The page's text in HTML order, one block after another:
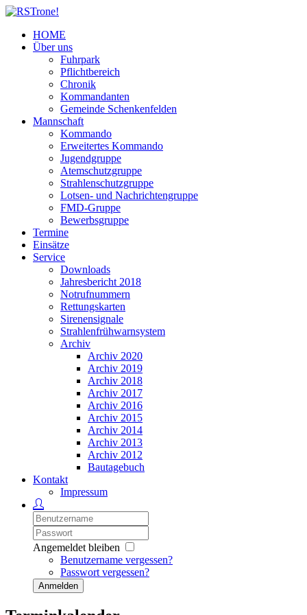
HOME
Über uns
Fuhrpark
Pflichtbereich
Chronik
Kommandanten
Gemeinde Schenkenfelden
Mannschaft
Kommando
Erweitertes Kommando
Jugendgruppe
Atemschutzgruppe
Strahlenschutzgruppe
Lotsen- und Nachrichtengruppe
FMD-Gruppe
Bewerbsgruppe
Termine
Einsätze
Service
Downloads
Jahresbericht 2018
Notrufnummern
Rettungskarten
Sirenensignale
Strahlenfrühwarnsystem
Archiv
Archiv 2020
Archiv 2019
Archiv 2018
Archiv 2017
Archiv 2016
Archiv 2015
Archiv 2014
Archiv 2013
Archiv 2012
Bautagebuch
Kontakt
Impressum
Angemeldet bleiben
Benutzername vergessen?
Passwort vergessen?
Anmelden